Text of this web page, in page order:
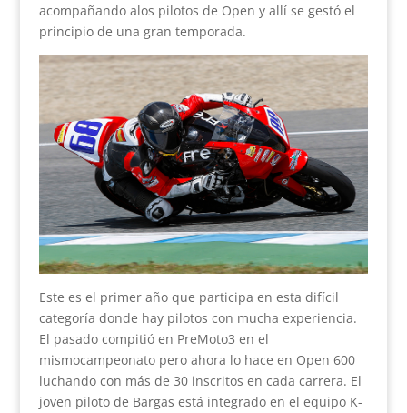
acompañando alos pilotos de Open y allí se gestó el
principio de una gran temporada.
Este es el primer año que participa en esta difícil
categoría donde hay pilotos con mucha experiencia.
El pasado compitió en PreMoto3 en el
mismocampeonato pero ahora lo hace en Open 600
luchando con más de 30 inscritos en cada carrera. El
joven piloto de Bargas está integrado en el equipo K-